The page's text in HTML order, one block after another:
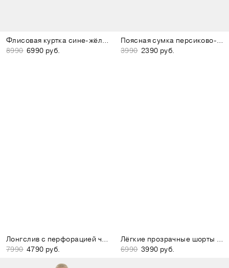
Флисовая куртка сине-жёлтая
8990 6990 руб.
Поясная сумка персиково-розовая
3990 2390 руб.
Лонгслив с перфорацией чёрный
7990 4790 руб.
Лёгкие прозрачные шорты коричневые
6990 3990 руб.